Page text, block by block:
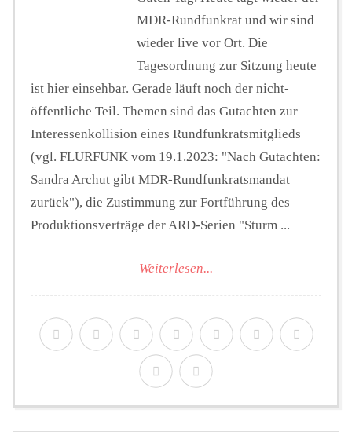
MDR-Rundfunkrat und wir sind
wieder live vor Ort. Die
Tagesordnung zur Sitzung heute
ist hier einsehbar. Gerade läuft noch der nicht-
öffentliche Teil. Themen sind das Gutachten zur
Interessenkollision eines Rundfunkratsmitglieds
(vgl. FLURFUNK vom 19.1.2023: "Nach Gutachten:
Sandra Archut gibt MDR-Rundfunkratsmandat
zurück"), die Zustimmung zur Fortführung des
Produktionsverträge der ARD-Serien "Sturm ...
Weiterlesen...